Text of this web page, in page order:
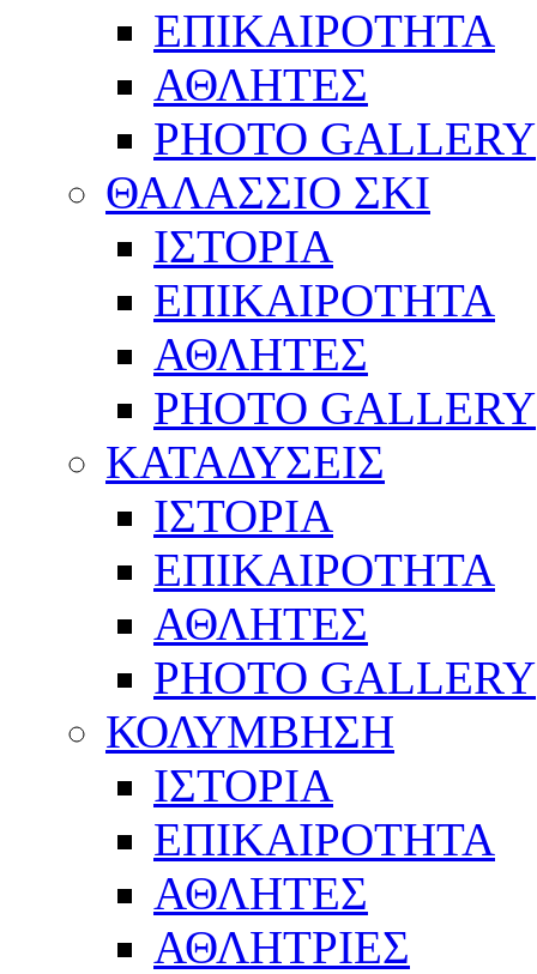
ΕΠΙΚΑΙΡΟΤΗΤΑ
ΑΘΛΗΤΕΣ
PHOTO GALLERY
ΘΑΛΑΣΣΙΟ ΣΚΙ
ΙΣΤΟΡΙΑ
ΕΠΙΚΑΙΡΟΤΗΤΑ
ΑΘΛΗΤΕΣ
PHOTO GALLERY
ΚΑΤΑΔΥΣΕΙΣ
ΙΣΤΟΡΙΑ
ΕΠΙΚΑΙΡΟΤΗΤΑ
ΑΘΛΗΤΕΣ
PHOTO GALLERY
ΚΟΛΥΜΒΗΣΗ
ΙΣΤΟΡΙΑ
ΕΠΙΚΑΙΡΟΤΗΤΑ
ΑΘΛΗΤΕΣ
ΑΘΛΗΤΡΙΕΣ